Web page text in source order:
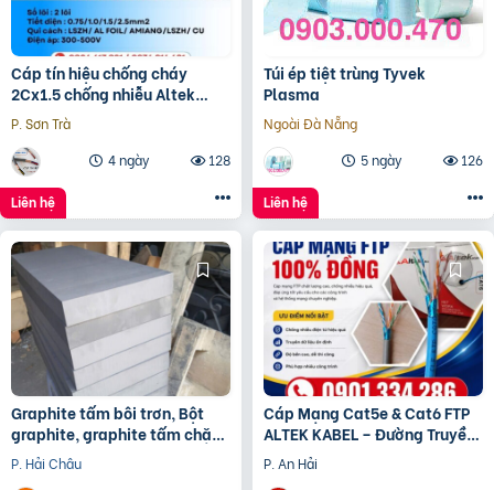
Cáp tín hiệu chống cháy
2Cx1.5 chống nhiễu Altek
Kabel – phân phối Hà Nội, Đà
Nẵng, HCM
P. Sơn Trà
4 ngày
128
Liên hệ
Túi ép tiệt trùng Tyvek
Plasma
Ngoài Đà Nẵng
5 ngày
126
Liên hệ
Graphite tấm bôi trơn, Bột
graphite, graphite tấm chặn
đầu lò, điện cực graphite
P. Hải Châu
Cáp Mạng Cat5e & Cat6 FTP
ALTEK KABEL – Đường Truyền
Ổn Định, Chống Nhiễu Hiệu
Quả
P. An Hải